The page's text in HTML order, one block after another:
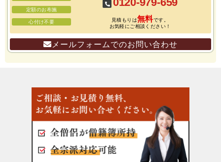
定額のお布施
心付け不要 見積もりは無料です。
お気軽にご相談ください！
メールフォームでのお問い合わせ